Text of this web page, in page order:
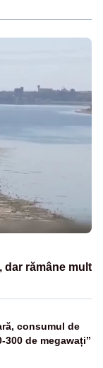
dar rămâne mult
consumul de
300 de megawați”